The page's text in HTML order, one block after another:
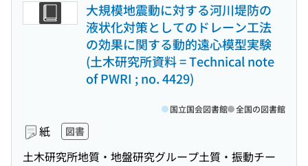
大規模地震動に対する河川堤防の
液状化対策としてのドレーン工法
の効果に関する動的遠心模型実験
(土木研究所資料 = Technical note
of PWRI ; no. 4429)
紙 図書
土木研究所地質・地盤研究グループ土質・振動チー
国立国会図書館 全国の図書館